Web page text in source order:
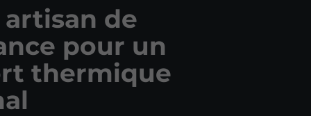
de
pour un
thermique